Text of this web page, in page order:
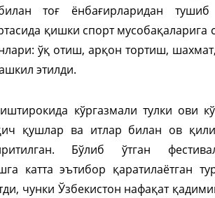
тоғ ёнбағирларидан
қишки спорт
ўқ отиш, арқон тортиш,
этилди.
кўргазмали тулки ови
қушлар ва итлар билан ов
Бўлиб ўтган
катта эътибор қаратилаётган
чунки Ўзбекистон нафақат